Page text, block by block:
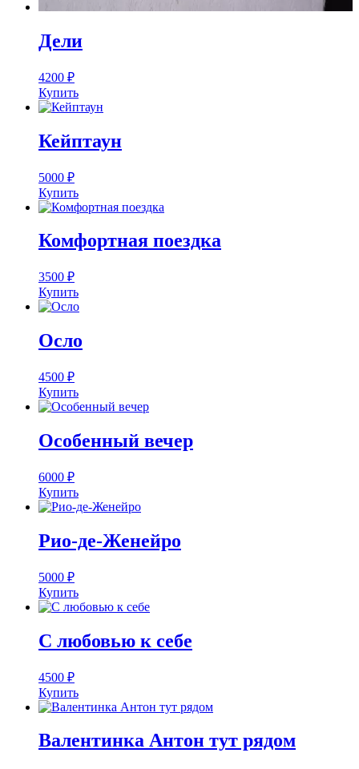
Дели
4200 ₽
Купить
Кейптаун
5000 ₽
Купить
Комфортная поездка
3500 ₽
Купить
Осло
4500 ₽
Купить
Особенный вечер
6000 ₽
Купить
Рио-де-Женейро
5000 ₽
Купить
С любовью к себе
4500 ₽
Купить
Валентинка Антон тут рядом